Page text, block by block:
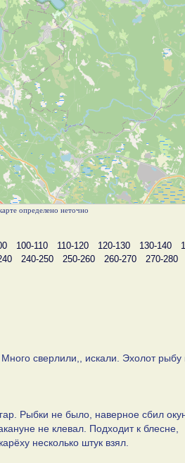
определено неточно
100-110 110-120 120-130 130-140
240-250 250-260 260-270 270-280
сверлили,, искали. Эхолот рыбу
Рыбки не было, наверное сбил
не клевал. Подходит к блесне,
несколько штук взял.